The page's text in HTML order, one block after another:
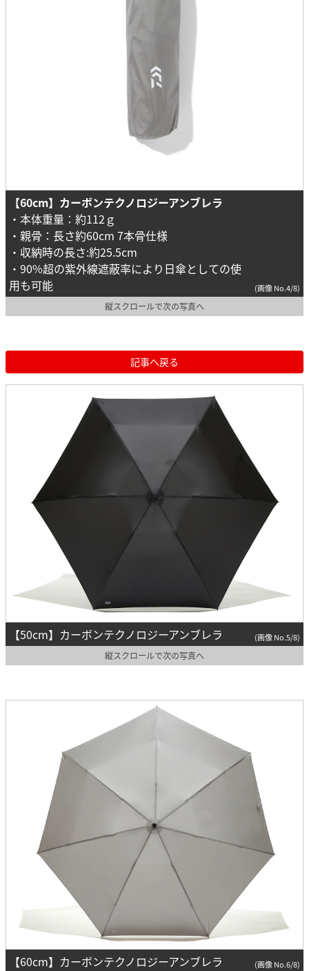
【60cm】カーボンテクノロジーアンブレラ
・本体重量：約112ｇ
・親骨：長さ約60cm 7本骨仕様
・収納時の長さ:約25.5cm
・90%超の紫外線遮蔽率により日傘としての使
用も可能
(画像 No.4/8)
縦スクロールで次の写真へ
記事へ戻る
【50cm】カーボンテクノロジーアンブレラ (画像 No.5/8)
縦スクロールで次の写真へ
【60cm】カーボンテクノロジーアンブレラ (画像 No.6/8)